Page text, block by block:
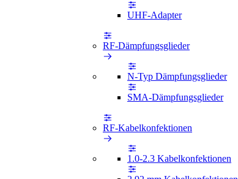
UHF-Adapter
RF-Dämpfungsglieder
N-Typ Dämpfungsglieder
SMA-Dämpfungsglieder
RF-Kabelkonfektionen
1.0-2.3 Kabelkonfektionen